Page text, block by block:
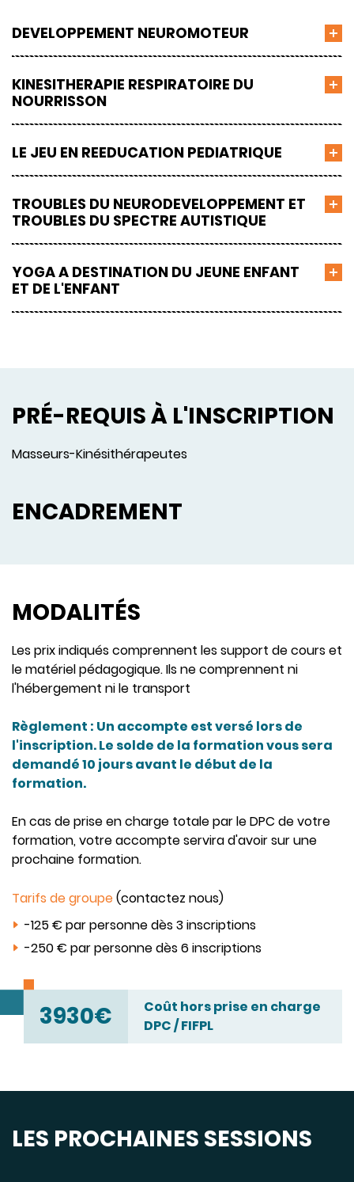
DEVELOPPEMENT NEUROMOTEUR
KINESITHERAPIE RESPIRATOIRE DU
NOURRISSON
LE JEU EN REEDUCATION PEDIATRIQUE
TROUBLES DU NEURODEVELOPPEMENT ET
TROUBLES DU SPECTRE AUTISTIQUE
YOGA A DESTINATION DU JEUNE ENFANT
ET DE L'ENFANT
PRÉ-REQUIS À L'INSCRIPTION
Masseurs-Kinésithérapeutes
ENCADREMENT
MODALITÉS
Les prix indiqués comprennent les support de cours et
le matériel pédagogique. Ils ne comprennent ni
l'hébergement ni le transport
Règlement : Un accompte est versé lors de
l'inscription. Le solde de la formation vous sera
demandé 10 jours avant le début de la
formation.
En cas de prise en charge totale par le DPC de votre
formation, votre accompte servira d'avoir sur une
prochaine formation.
Tarifs de groupe(contactez nous)
-125 € par personne dès 3 inscriptions
-250 € par personne dès 6 inscriptions
3930€
Coût hors prise en charge
DPC / FIFPL
LES PROCHAINES SESSIONS